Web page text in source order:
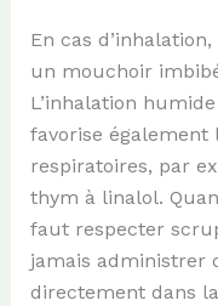
En cas
un mouchoir
L’inhalation
favorise également
respiratoires, par
thym à linalol.
faut respecter
jamais administrer
directement dans